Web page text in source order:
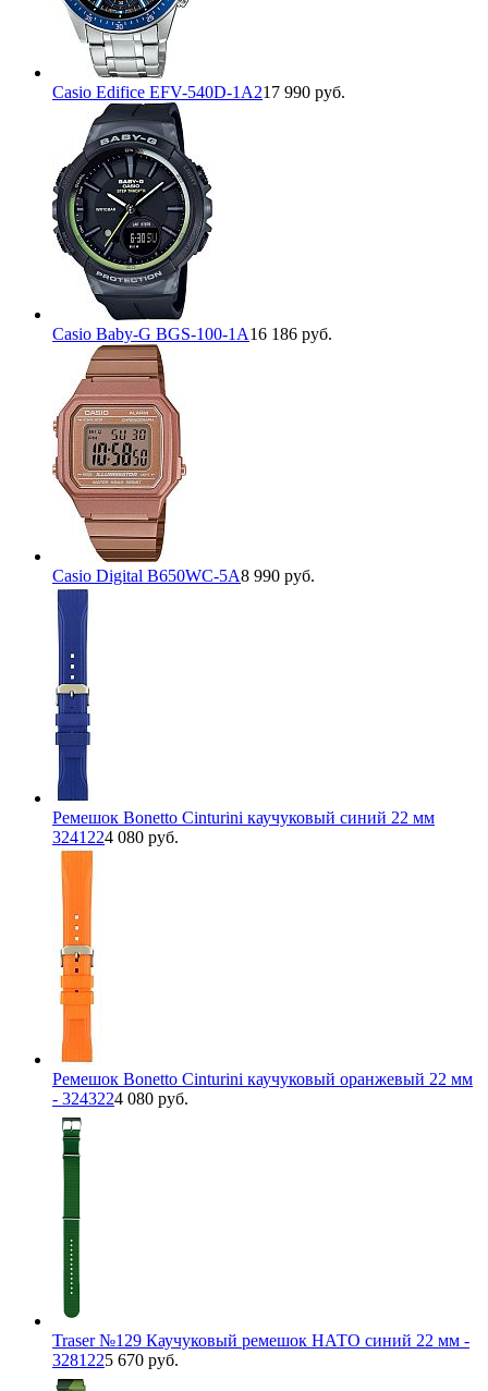
Casio Edifice EFV-540D-1A217 990 руб.
Casio Baby-G BGS-100-1A16 186 руб.
Casio Digital B650WC-5A8 990 руб.
Ремешок Bonetto Cinturini каучуковый синий 22 мм
3241224 080 руб.
Ремешок Bonetto Cinturini каучуковый оранжевый 22 мм
- 3243224 080 руб.
Traser №129 Каучуковый ремешок НАТО синий 22 мм -
3281225 670 руб.